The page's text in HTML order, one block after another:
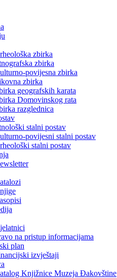
zbirka
zbirka
povijesna zbirka
zbirka
geografskih karata
Domovinskog rata
razglednica
stalni postav
povijesni stalni postav
stalni postav
na pristup informacijama
plan
izvještaji
Knjižnice Muzeja Đakovštine